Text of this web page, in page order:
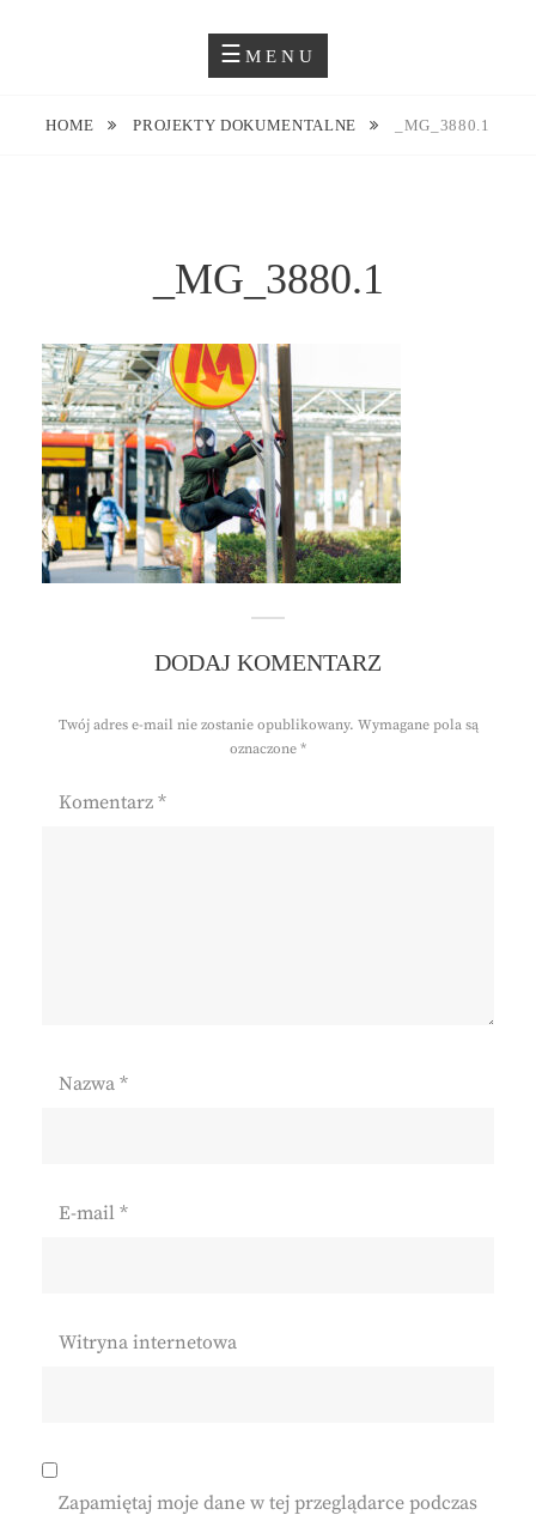
JUSTYNA EWA GROCHOWSKA
MENU
HOME PROJEKTY DOKUMENTALNE _MG_3880.1
_MG_3880.1
DODAJ KOMENTARZ
Twój adres e-mail nie zostanie opublikowany. Wymagane pola są
oznaczone *
Komentarz *
Nazwa *
E-mail *
Witryna internetowa
Zapamiętaj moje dane w tej przeglądarce podczas